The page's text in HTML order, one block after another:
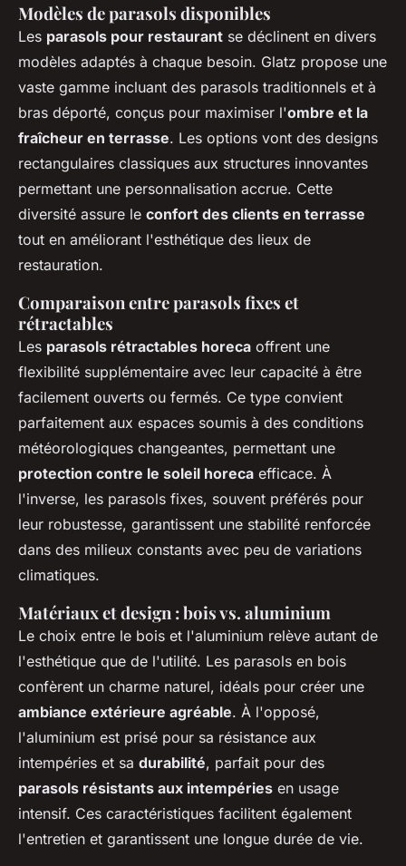
Modèles de parasols disponibles
Les parasols pour restaurant se déclinent en divers
modèles adaptés à chaque besoin. Glatz propose une
vaste gamme incluant des parasols traditionnels et à
bras déporté, conçus pour maximiser l'ombre et la
fraîcheur en terrasse. Les options vont des designs
rectangulaires classiques aux structures innovantes
permettant une personnalisation accrue. Cette
diversité assure le confort des clients en terrasse
tout en améliorant l'esthétique des lieux de
restauration.
Comparaison entre parasols fixes et
rétractables
Les parasols rétractables horeca offrent une
flexibilité supplémentaire avec leur capacité à être
facilement ouverts ou fermés. Ce type convient
parfaitement aux espaces soumis à des conditions
météorologiques changeantes, permettant une
protection contre le soleil horeca efficace. À
l'inverse, les parasols fixes, souvent préférés pour
leur robustesse, garantissent une stabilité renforcée
dans des milieux constants avec peu de variations
climatiques.
Matériaux et design : bois vs. aluminium
Le choix entre le bois et l'aluminium relève autant de
l'esthétique que de l'utilité. Les parasols en bois
confèrent un charme naturel, idéals pour créer une
ambiance extérieure agréable. À l'opposé,
l'aluminium est prisé pour sa résistance aux
intempéries et sa durabilité, parfait pour des
parasols résistants aux intempéries en usage
intensif. Ces caractéristiques facilitent également
l'entretien et garantissent une longue durée de vie.